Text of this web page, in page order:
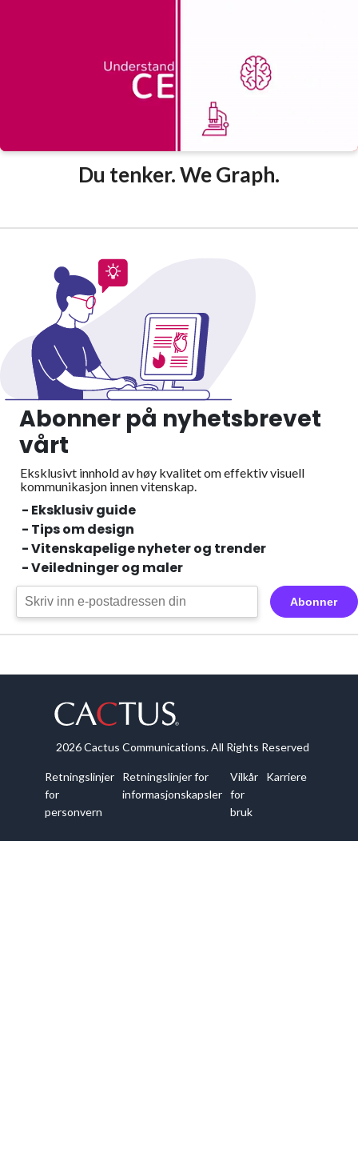
Du tenker. We Graph.
Abonner på nyhetsbrevet
vårt
Eksklusivt innhold av høy kvalitet om effektiv visuell
kommunikasjon innen vitenskap.
- Eksklusiv guide
- Tips om design
- Vitenskapelige nyheter og trender
- Veiledninger og maler
Abonner
2026 Cactus Communications. All Rights Reserved
Retningslinjer
for
personvern
Retningslinjer for
informasjonskapsler
Vilkår
for
bruk
Karriere